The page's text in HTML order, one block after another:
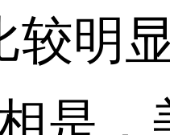
较明
，美